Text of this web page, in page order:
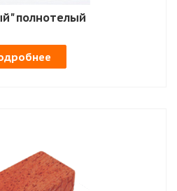
полнотелый